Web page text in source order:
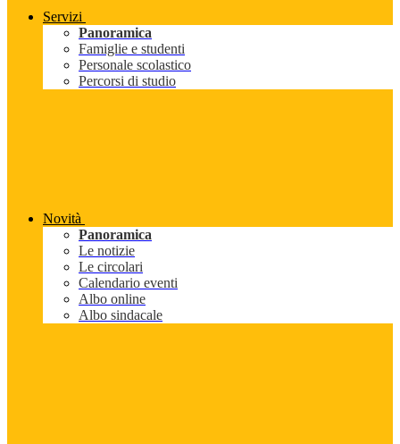
Servizi
Panoramica
Famiglie e studenti
Personale scolastico
Percorsi di studio
Novità
Panoramica
Le notizie
Le circolari
Calendario eventi
Albo online
Albo sindacale